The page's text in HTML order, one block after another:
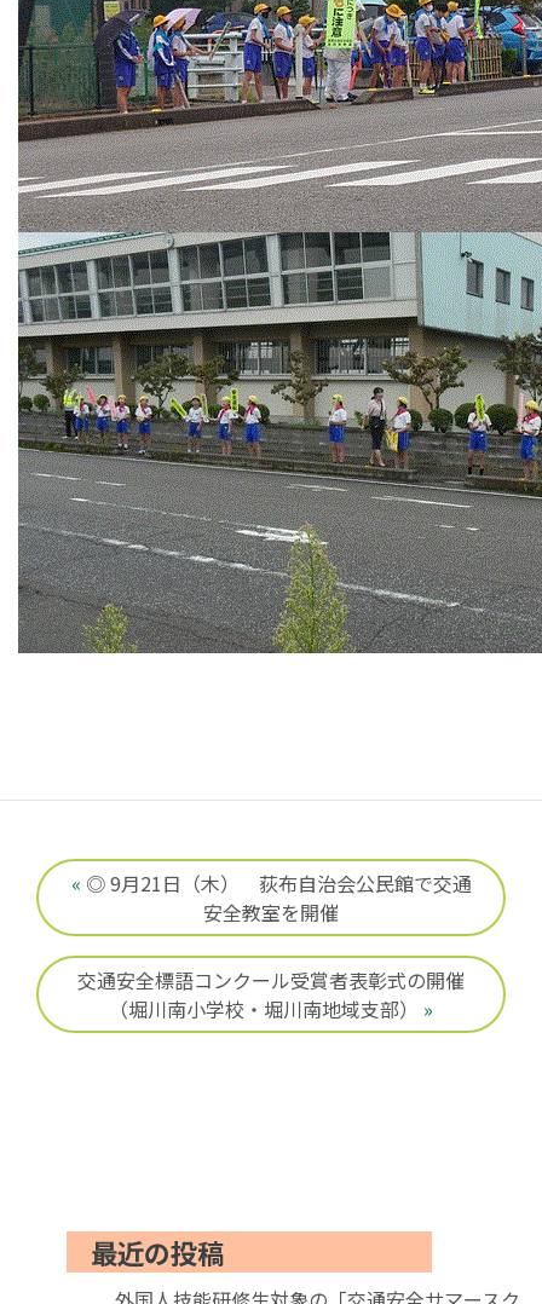
« ◎ 9月21日（木） 荻布自治会公民館で交通
安全教室を開催
交通安全標語コンクール受賞者表彰式の開催
（堀川南小学校・堀川南地域支部）
»
最近の投稿